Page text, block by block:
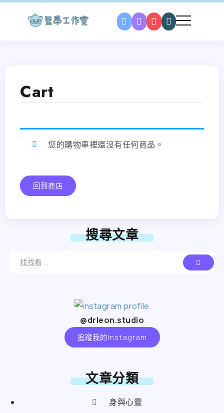
Cart
您的購物車裡還沒有任何商品。
回到商店
搜尋文章
@drleon.studio
追蹤我的Instagram
文章分類
身與心靈